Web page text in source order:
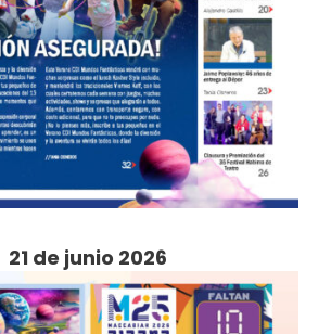
21 de junio 2026